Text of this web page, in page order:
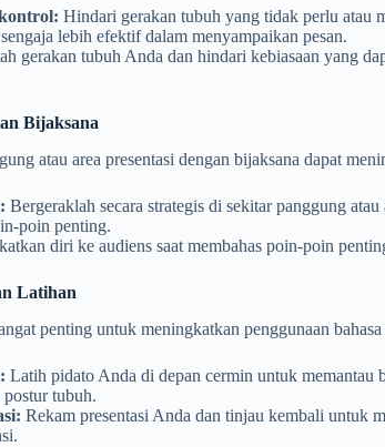
Hindari gerakan tubuh yang tidak perlu atau
lebih efektif dalam menyampaikan pesan.
gerakan tubuh Anda dan hindari kebiasaan yang
Bijaksana
atau area presentasi dengan bijaksana dapat
Bergeraklah secara strategis di sekitar panggung
poin penting.
diri ke audiens saat membahas poin-poin
Latihan
penting untuk meningkatkan penggunaan
Latih pidato Anda di depan cermin untuk memantau
postur tubuh.
Rekam presentasi Anda dan tinjau kembali untuk